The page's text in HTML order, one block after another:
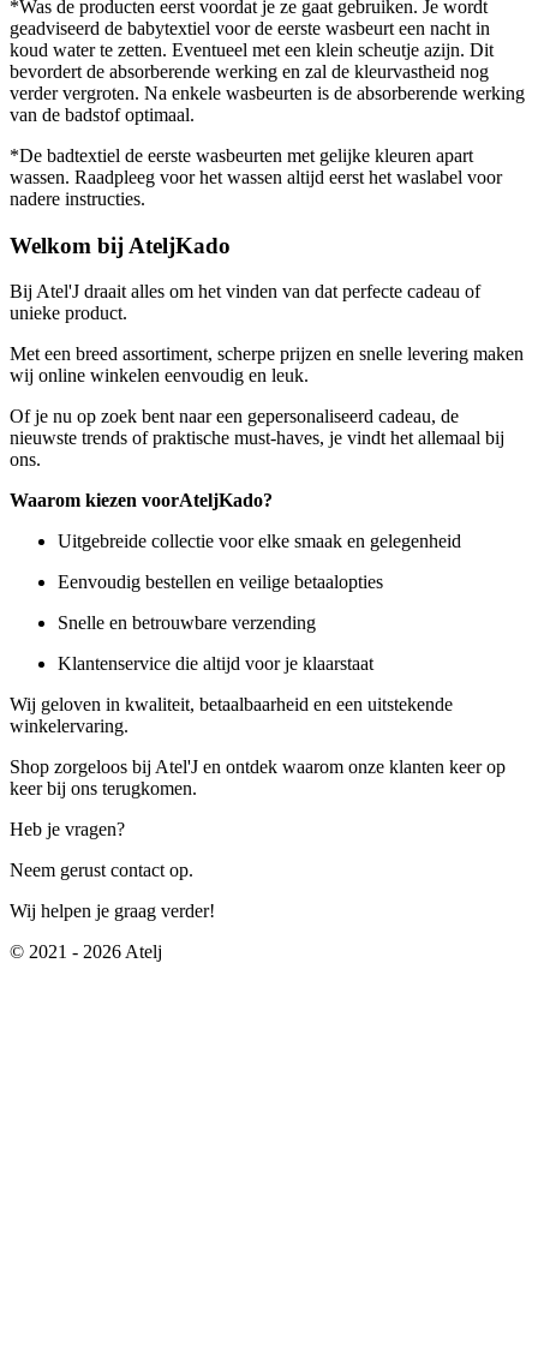
*Was de producten eerst voordat je ze gaat gebruiken. Je wordt
geadviseerd de babytextiel voor de eerste wasbeurt een nacht in
koud water te zetten. Eventueel met een klein scheutje azijn. Dit
bevordert de absorberende werking en zal de kleurvastheid nog
verder vergroten. Na enkele wasbeurten is de absorberende werking
van de badstof optimaal.
*De badtextiel de eerste wasbeurten met gelijke kleuren apart
wassen. Raadpleeg voor het wassen altijd eerst het waslabel voor
nadere instructies.
Welkom bij AteljKado
Bij Atel'J draait alles om het vinden van dat perfecte cadeau of
unieke product.
Met een breed assortiment, scherpe prijzen en snelle levering maken
wij online winkelen eenvoudig en leuk.
Of je nu op zoek bent naar een gepersonaliseerd cadeau, de
nieuwste trends of praktische must-haves, je vindt het allemaal bij
ons.
Waarom kiezen voorAteljKado?
Uitgebreide collectie voor elke smaak en gelegenheid
Eenvoudig bestellen en veilige betaalopties
Snelle en betrouwbare verzending
Klantenservice die altijd voor je klaarstaat
Wij geloven in kwaliteit, betaalbaarheid en een uitstekende
winkelervaring.
Shop zorgeloos bij Atel'J en ontdek waarom onze klanten keer op
keer bij ons terugkomen.
Heb je vragen?
Neem gerust contact op.
Wij helpen je graag verder!
© 2021 - 2026 Atelj